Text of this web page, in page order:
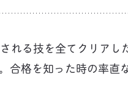
れる技を全てクリアし
合格を知った時の率直